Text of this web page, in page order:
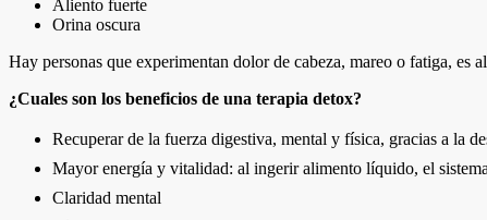
Aliento fuerte
Orina oscura
Hay personas que experimentan dolor de cabeza, mareo o fatiga, es
¿Cuales son los beneficios de una terapia detox?
Recuperar de la fuerza digestiva, mental y física, gracias a
Mayor energía y vitalidad: al ingerir alimento líquido, el
Claridad mental